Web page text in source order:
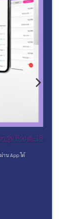
รุ่น BodyA-1B
าน App ได้